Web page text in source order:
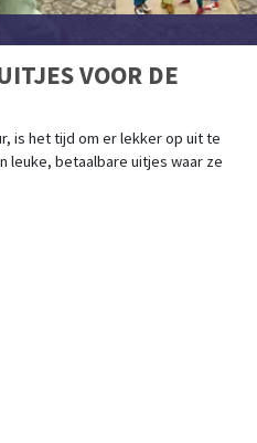
VOOR DE
is het tijd om er lekker op uit te
leuke, betaalbare uitjes waar ze